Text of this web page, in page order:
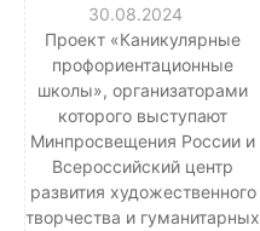
30.08.2024
Проект «Каникулярные
профориентационные
школы», организаторами
которого выступают
Минпросвещения России и
Всероссийский центр
развития художественного
творчества и гуманитарных